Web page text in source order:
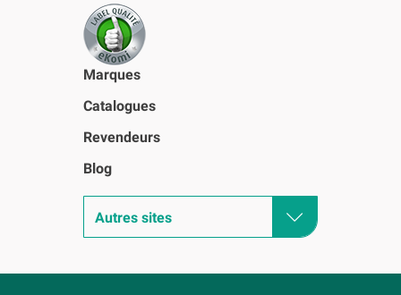
Marques
Catalogues
Revendeurs
Blog
Autres sites